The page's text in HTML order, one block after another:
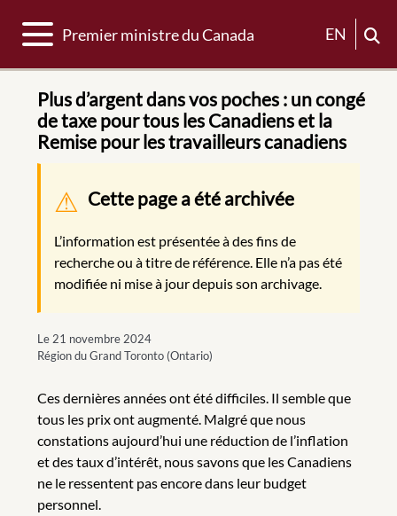
Basculer la navigation
Premier ministre du Canada EN
Plus d’argent dans vos poches : un congé
de taxe pour tous les Canadiens et la
Remise pour les travailleurs canadiens
Message d'avertissement
Cette page a été archivée
L’information est présentée à des fins de
recherche ou à titre de référence. Elle n’a pas été
modifiée ni mise à jour depuis son archivage.
Le 21 novembre 2024
Région du Grand Toronto (Ontario)
Ces dernières années ont été difficiles. Il semble que
tous les prix ont augmenté. Malgré que nous
constations aujourd’hui une réduction de l’inflation
et des taux d’intérêt, nous savons que les Canadiens
ne le ressentent pas encore dans leur budget
personnel.